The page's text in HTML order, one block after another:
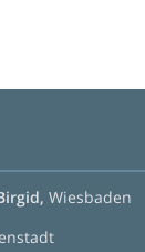
Wiesbaden